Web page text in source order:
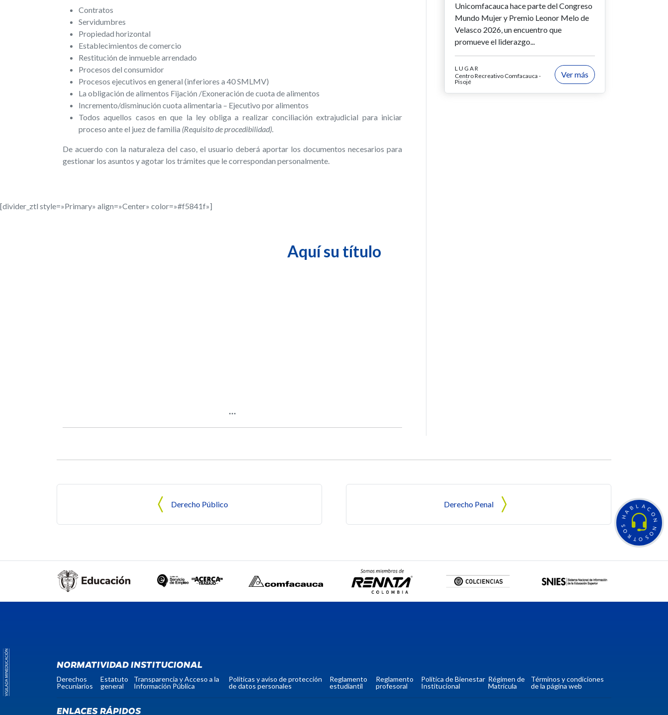
H
A
B L A C
O
N
N
O
S
O
T
R
O
S
Contratos
Servidumbres
Propiedad horizontal
Establecimientos de comercio
Restitución de inmueble arrendado
Procesos del consumidor
Procesos ejecutivos en general (inferiores a 40 SMLMV)
La obligación de alimentos Fijación /Exoneración de cuota de alimentos
Incremento/disminución cuota alimentaria – Ejecutivo por alimentos
Todos aquellos casos en que la ley obliga a realizar conciliación extrajudicial para iniciar
proceso ante el juez de familia (Requisito de procedibilidad)
De acuerdo con la naturaleza del caso, el usuario deberá aportar los documentos necesarios para
gestionar los asuntos y agotar los trámites que le correspondan personalmente.
[divider_ztl style=»Primary» align=»Center» color=»#f5841f»]
Aquí su título
Unicomfacauca hace parte del Congreso
Mundo Mujer y Premio Leonor Melo de
Velasco 2026, un encuentro que
promueve el liderazgo...
LUGAR
Centro Recreativo Comfacauca -
Pisojé
Ver más
Navegación de entradas
Derecho Público Derecho Penal
NORMATIVIDAD INSTITUCIONAL
Derechos
Pecuniarios
Estatuto
general
Transparencia y Acceso a la
Información Pública
Políticas y aviso de protección
de datos personales
Reglamento
estudiantil
Reglamento
profesoral
Política de Bienestar
Institucional
Régimen de
Matrícula
Términos y condiciones
de la página web
ENLACES RÁPIDOS